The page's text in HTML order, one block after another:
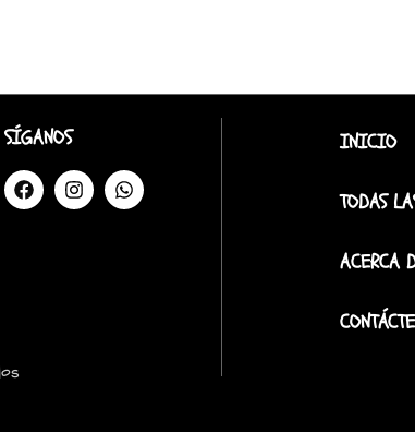
SÍGANOS INICIO
TODAS
ACERCA